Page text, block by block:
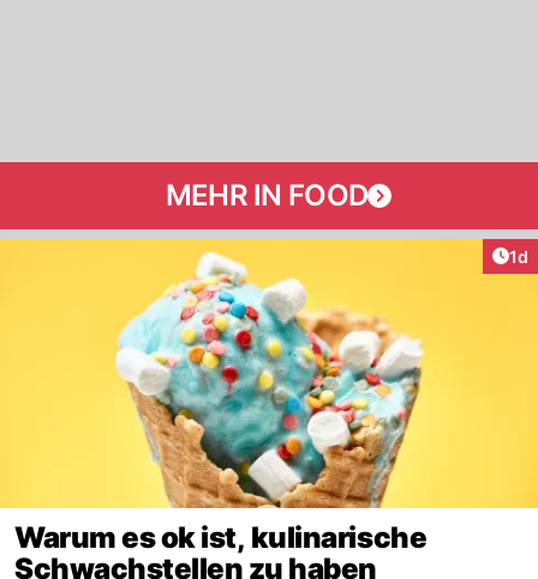
MEHR IN FOOD
1d
Warum es ok ist, kulinarische
Schwachstellen zu haben